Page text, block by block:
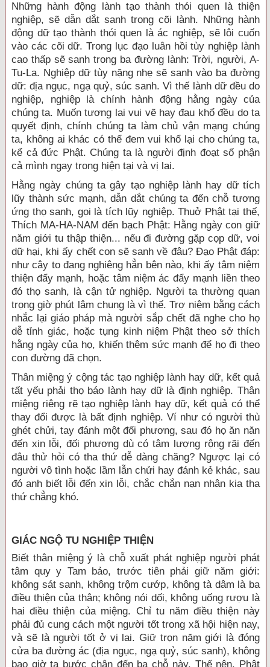
Những hành động lành tạo thành thói quen là thiện
nghiệp, sẽ dẫn dắt sanh trong cõi lành. Những hành
động dữ tạo thành thói quen là ác nghiệp, sẽ lôi cuốn
vào các cõi dữ. Trong lục đạo luân hồi tùy nghiệp lành
cao thấp sẽ sanh trong ba đường lành: Trời, người, A-
Tu-La. Nghiệp dữ tùy nặng nhẹ sẽ sanh vào ba đường
dữ: địa ngục, ngạ quỷ, súc sanh. Vì thế lành dữ đều do
nghiệp, nghiệp là chính hành động hằng ngày của
chúng ta. Muốn tương lai vui vẽ hay đau khổ đều do ta
quyết định, chính chúng ta làm chủ vận mạng chúng
ta, không ai khác có thể đem vui khổ lại cho chúng ta,
kể cả đức Phật. Chúng ta là người định đoạt số phận
cả mình ngay trong hiện tại và vị lai.
Hằng ngày chúng ta gây tạo nghiệp lành hay dữ tích
lũy thành sức mạnh, dẫn dắt chúng ta đến chỗ tương
ứng thọ sanh, gọi là tích lũy nghiệp. Thuở Phật tại thế,
Thích MA-HA-NAM đến bạch Phật: Hằng ngày con giữ
năm giới tu thập thiện... nếu đi đường gặp cọp dữ, voi
dữ hại, khi ấy chết con sẽ sanh về đâu? Ðạo Phật đáp:
như cây to đang nghiêng hẳn bên nào, khi ấy tâm niệm
thiện đẩy mạnh, hoặc tâm niệm ác đẩy mạnh liền theo
đó thọ sanh, là cận tử nghiệp. Người ta thường quan
trọng giờ phút lâm chung là vì thế. Trợ niệm bằng cách
nhắc lại giáo pháp mà người sắp chết đã nghe cho họ
dễ tỉnh giác, hoặc tụng kinh niệm Phật theo sở thích
hằng ngày của họ, khiến thêm sức mạnh để họ đi theo
con đường đã chọn.
Thân miệng ý cộng tác tạo nghiệp lành hay dữ, kết quả
tất yếu phải thọ báo lành hay dữ là định nghiệp. Thân
miệng riêng rẽ tạo nghiệp lành hay dữ, kết quả có thể
thay đổi được là bất định nghiệp. Ví như có người thù
ghét chửi, tay đánh một đối phương, sau đó họ ăn năn
đến xin lỗi, đối phương dù có tâm lượng rộng rãi đến
đâu thử hỏi có tha thứ dễ dàng chăng? Ngược lại có
người vô tình hoặc lầm lẫn chửi hay đánh kẻ khác, sau
đó anh biết lỗi đến xin lỗi, chắc chắn nạn nhân kia tha
thứ chẳng khó.
GIÁC NGỘ TU NGHIỆP THIỆN
Biết thân miệng ý là chỗ xuất phát nghiệp người phát
tâm quy y Tam bảo, trước tiên phải giữ năm giới:
không sát sanh, không trộm cướp, không tà dâm là ba
điều thiện của thân; không nói dối, không uống rượu là
hai điều thiện của miệng. Chỉ tu năm điều thiện này
phải đủ cung cách một người tốt trong xã hội hiện nay,
và sẽ là người tốt ở vị lai. Giữ trọn năm giới là đóng
cửa ba đường ác (địa ngục, ngạ quỷ, súc sanh), không
bao giờ ta bước chân đến ba chỗ này. Thế nên, Phật